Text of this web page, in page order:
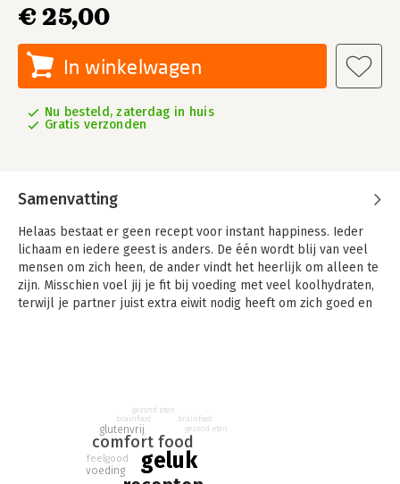
€ 25,00
In winkelwagen
Nu besteld, zaterdag in huis
Gratis verzonden
Samenvatting
Helaas bestaat er geen recept voor instant happiness. Ieder
lichaam en iedere geest is anders. De één wordt blij van veel
mensen om zich heen, de ander vindt het heerlijk om alleen te
zijn. Misschien voel jij je fit bij voeding met veel koolhydraten,
terwijl je partner juist extra eiwit nodig heeft om zich goed en
Waar word jij blij van? Wat wil je vaker doen? Van welk soort
eten krijg je energie, en waarvan voel je je vermoeid? Weet je
het antwoord nog niet? Dat geeft niet, dat komt vanzelf als je
bezig bent met de feelgood tips en recepten in dit boek. De
recepten zijn voor het merendeel vegan of vegetarisch en
geluk
comfort food
voeding
glutenvrij
feelgood
brainfood
gezond eten
brainfood
gezond eten